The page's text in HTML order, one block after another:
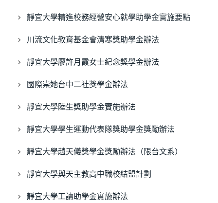
靜宜大學精進校務經營安心就學助學金實施要點
川流文化教育基金會清寒獎助學金辦法
靜宜大學廖許月霞女士紀念獎學金辦法
國際崇她台中二社獎學金辦法
靜宜大學陸生獎助學金實施辦法
靜宜大學學生運動代表隊獎助學金獎勵辦法
靜宜大學趙天儀獎學金獎勵辦法（限台文系）
靜宜大學與天主教高中職校結盟計劃
靜宜大學工讀助學金實施辦法